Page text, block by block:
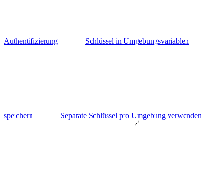
Authentifizierung Schlüssel in Umgebungsvariablen
speichern Separate Schlüssel pro Umgebung verwenden